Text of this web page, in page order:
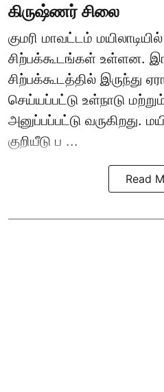
கிருஷ்ணர் சிலை
குமரி மாவட்டம்
சிற்பக்கூடங்கள் உள்ளன.
சிற்பக்கூடத்தில் இருந்து
செய்யப்பட்டு உள்நாடு
அனுப்பப்பட்டு வருகிறது.
குறியீடு ப ...
Read